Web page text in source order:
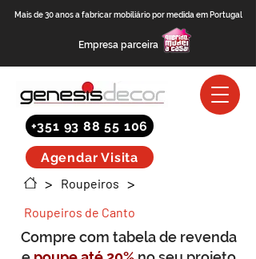
Mais de 30 anos a fabricar mobiliário por medida em Portugal
Empresa parceira
> Roupeiros >
Roupeiros de Canto
+351 93 88 55 106
Agendar Visita
Compre com tabela de revenda